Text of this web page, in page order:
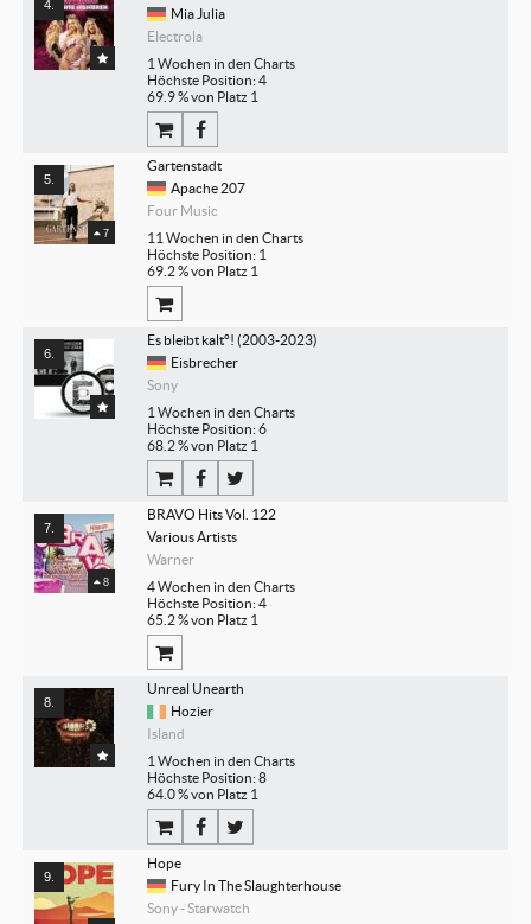
Mia Julia
Electrola
1 Wochen in den Charts
Höchste Position: 4
69.9 % von Platz 1
7
Gartenstadt
Apache 207
Four Music
11 Wochen in den Charts
Höchste Position: 1
69.2 % von Platz 1
Es bleibt kalt°! (2003-2023)
Eisbrecher
Sony
1 Wochen in den Charts
Höchste Position: 6
68.2 % von Platz 1
8
BRAVO Hits Vol. 122
Various Artists
Warner
4 Wochen in den Charts
Höchste Position: 4
65.2 % von Platz 1
Unreal Unearth
Hozier
Island
1 Wochen in den Charts
Höchste Position: 8
64.0 % von Platz 1
Hope
Fury In The Slaughterhouse
Sony - Starwatch